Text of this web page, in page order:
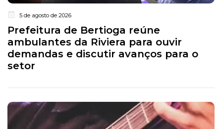
5 de agosto de 2026
Prefeitura de Bertioga reúne
ambulantes da Riviera para ouvir
demandas e discutir avanços para o
setor